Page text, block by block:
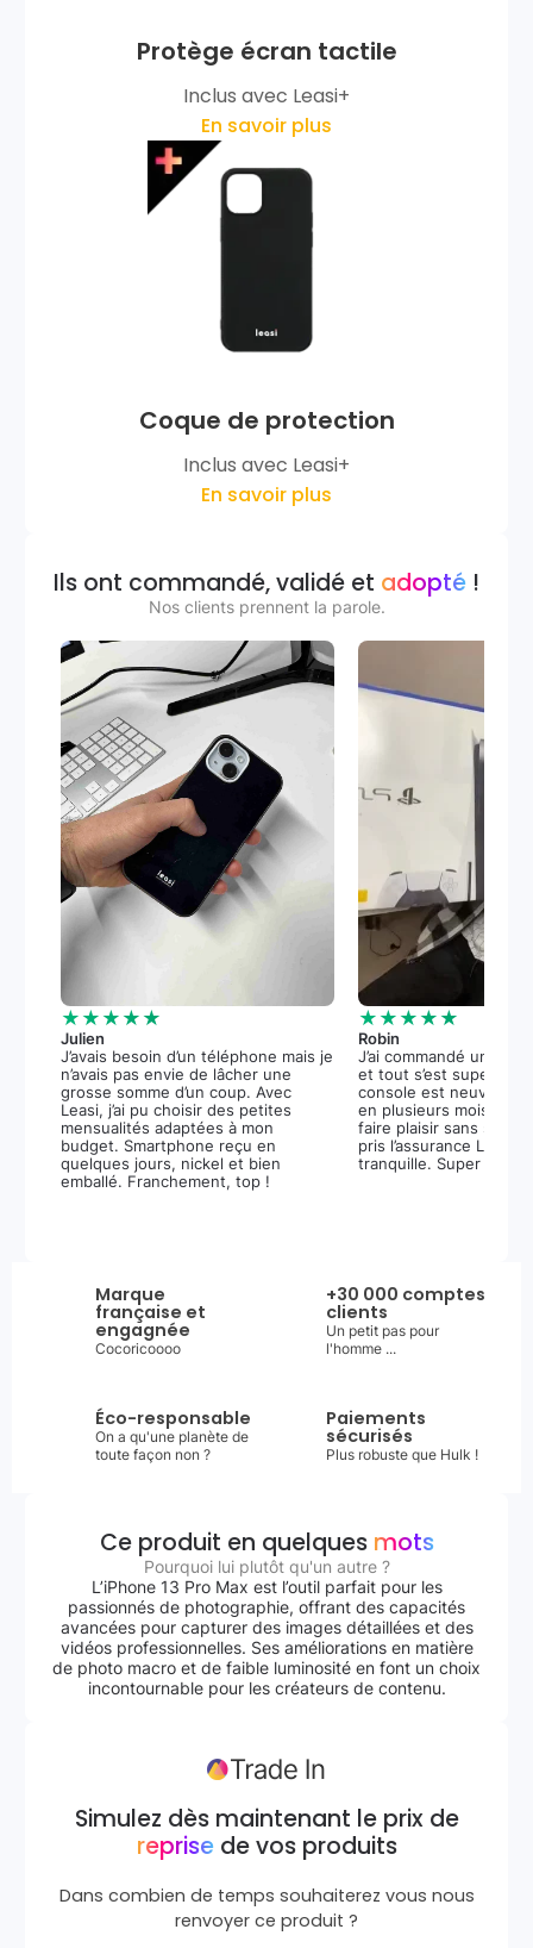
Protège écran tactile
Inclus avec Leasi+
En savoir plus
Coque de protection
Inclus avec Leasi+
En savoir plus
Ils ont commandé, validé et adopté !
Nos clients prennent la parole.
★★★★★
Julien
J’avais besoin d’un téléphone mais je
n’avais pas envie de lâcher une
grosse somme d’un coup. Avec
Leasi, j’ai pu choisir des petites
mensualités adaptées à mon
budget. Smartphone reçu en
quelques jours, nickel et bien
emballé. Franchement, top !
★★★★★
Robin
J’ai commandé une
et tout s’est super
console est neuve, et
en plusieurs mois m’a
faire plaisir sans stress.
pris l’assurance
tranquille. Super
Marque
française et
engagnée
Cocoricoooo
+30 000 comptes
clients
Un petit pas pour
l'homme ...
Éco-responsable
On a qu'une planète de
toute façon non ?
Paiements
sécurisés
Plus robuste que Hulk !
Ce produit en quelques mots
Pourquoi lui plutôt qu'un autre ?
L’iPhone 13 Pro Max est l’outil parfait pour les
passionnés de photographie, offrant des capacités
avancées pour capturer des images détaillées et des
vidéos professionnelles. Ses améliorations en matière
de photo macro et de faible luminosité en font un choix
incontournable pour les créateurs de contenu.
Simulez dès maintenant le prix de
reprisede vos produits
Dans combien de temps souhaiterez vous nous
renvoyer ce produit ?